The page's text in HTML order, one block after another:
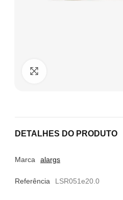
DETALHES DO PRODUTO
Marca alargs
Referência LSR051e20.0